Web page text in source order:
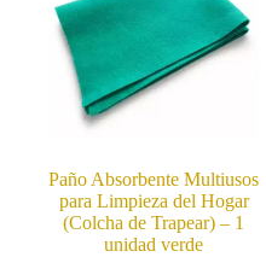
(160
g)
Paño Absorbente Multiusos
para Limpieza del Hogar
(Colcha de Trapear) – 1
unidad verde